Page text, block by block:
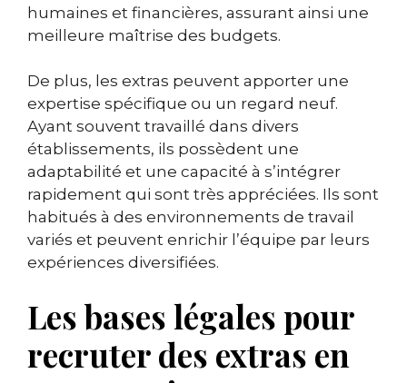
humaines et financières, assurant ainsi une
meilleure maîtrise des budgets.
De plus, les extras peuvent apporter une
expertise spécifique ou un regard neuf.
Ayant souvent travaillé dans divers
établissements, ils possèdent une
adaptabilité et une capacité à s’intégrer
rapidement qui sont très appréciées. Ils sont
habitués à des environnements de travail
variés et peuvent enrichir l’équipe par leurs
expériences diversifiées.
Les bases légales pour
recruter des extras en